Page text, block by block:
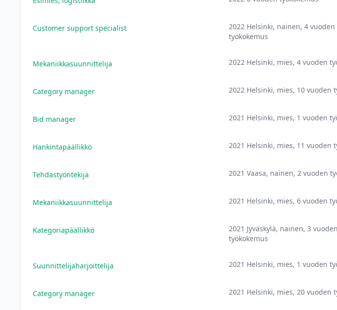
Customer support specialist
2022 Helsinki, nainen, 4 vuoden
työkokemus
Mekaniikkasuunnittelija 2022 Helsinki, mies, 4 vuoden
Category manager 2022 Helsinki, mies, 10 vuoden
Bid manager 2021 Helsinki, mies, 1 vuoden
Hankintapäällikkö 2021 Helsinki, mies, 11 vuoden
Tehdastyöntekijä 2021 Vaasa, nainen, 2 vuoden
Mekaniikkasuunnittelija 2021 Helsinki, mies, 6 vuoden
Kategoriapäällikkö
2021 Jyväskylä, nainen, 3 vuoden
työkokemus
Suunnittelijaharjoittelija 2021 Helsinki, mies, 1 vuoden
Category manager 2021 Helsinki, mies, 20 vuoden